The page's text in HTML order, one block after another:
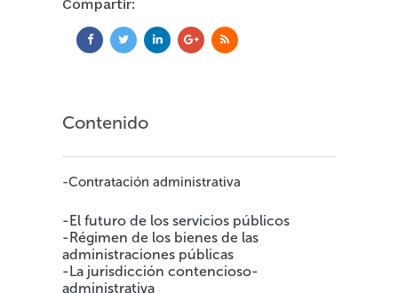
Compartir:
Contenido
-Contratación administrativa
-El futuro de los servicios públicos
-Régimen de los bienes de las
administraciones públicas
-La jurisdicción contencioso-
administrativa